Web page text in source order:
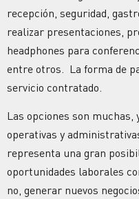
recepción, seguridad,
realizar presentaciones,
headphones para
entre otros. La forma de
servicio contratado.
Las opciones son muchas,
operativas y
representa una gran
oportunidades laborales
no, generar nuevos